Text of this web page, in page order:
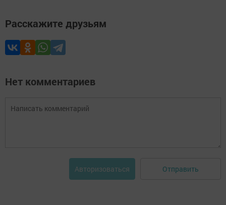
Расскажите друзьям
Нет комментариев
Авторизоваться Отправить